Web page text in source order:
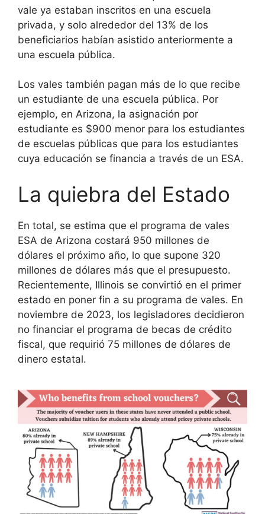
vale ya estaban inscritos en una escuela
privada, y solo alrededor del 13% de los
beneficiarios habían asistido anteriormente a
una escuela pública.
Los vales también pagan más de lo que recibe
un estudiante de una escuela pública. Por
ejemplo, en Arizona, la asignación por
estudiante es $900 menor para los estudiantes
de escuelas públicas que para los estudiantes
cuya educación se financia a través de un ESA.
La quiebra del Estado
En total, se estima que el programa de vales
ESA de Arizona costará 950 millones de
dólares el próximo año, lo que supone 320
millones de dólares más que el presupuesto.
Recientemente, Illinois se convirtió en el primer
estado en poner fin a su programa de vales. En
noviembre de 2023, los legisladores decidieron
no financiar el programa de becas de crédito
fiscal, que requirió 75 millones de dólares de
dinero estatal.